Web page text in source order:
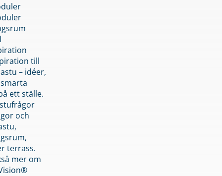
till
– idéer,
ett ställe.
och
terrass.
mer om